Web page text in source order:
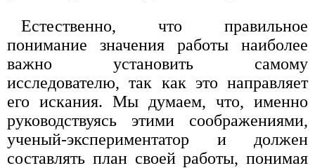
Естественно, что правильное
понимание значения работы наиболее
важно установить самому
исследователю, так как это направляет
его искания. Мы думаем, что, именно
руководствуясь этими соображениями,
ученый-экспериментатор и должен
составлять план своей работы, понимая